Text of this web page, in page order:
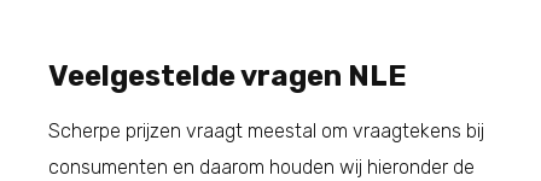
Veelgestelde vragen NLE
Scherpe prijzen vraagt meestal om vraagtekens bij
consumenten en daarom houden wij hieronder de